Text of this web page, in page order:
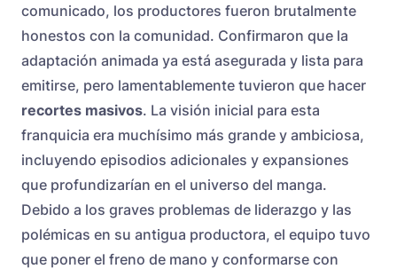
comunicado, los productores fueron brutalmente
honestos con la comunidad. Confirmaron que la
adaptación animada ya está asegurada y lista para
emitirse, pero lamentablemente tuvieron que hacer
recortes masivos. La visión inicial para esta
franquicia era muchísimo más grande y ambiciosa,
incluyendo episodios adicionales y expansiones
que profundizarían en el universo del manga.
Debido a los graves problemas de liderazgo y las
polémicas en su antigua productora, el equipo tuvo
que poner el freno de mano y conformarse con